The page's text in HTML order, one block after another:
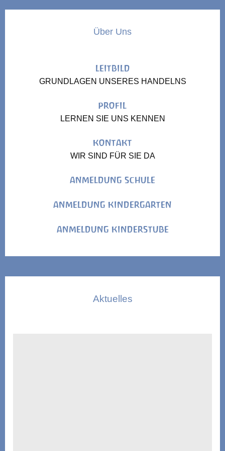
Über Uns
LEITBILD
GRUNDLAGEN UNSERES HANDELNS
PROFIL
LERNEN SIE UNS KENNEN
KONTAKT
WIR SIND FÜR SIE DA
ANMELDUNG SCHULE
ANMELDUNG KINDERGARTEN
ANMELDUNG KINDERSTUBE
Aktuelles